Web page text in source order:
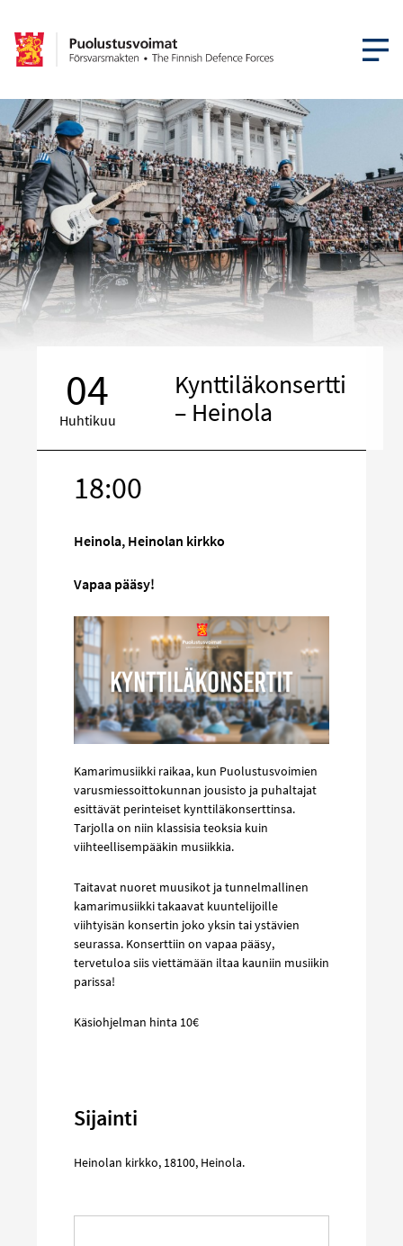
AVAA
04
Huhtikuu
Kynttiläkonsertti
– Heinola
18:00
Heinola, Heinolan kirkko
Vapaa pääsy!
Kamarimusiikki raikaa, kun Puolustusvoimien
varusmiessoittokunnan jousisto ja puhaltajat
esittävät perinteiset kynttiläkonserttinsa.
Tarjolla on niin klassisia teoksia kuin
viihteellisempääkin musiikkia.
Taitavat nuoret muusikot ja tunnelmallinen
kamarimusiikki takaavat kuuntelijoille
viihtyisän konsertin joko yksin tai ystävien
seurassa. Konserttiin on vapaa pääsy,
tervetuloa siis viettämään iltaa kauniin musiikin
parissa!
Käsiohjelman hinta 10€
Sijainti
Heinolan kirkko, 18100, Heinola.